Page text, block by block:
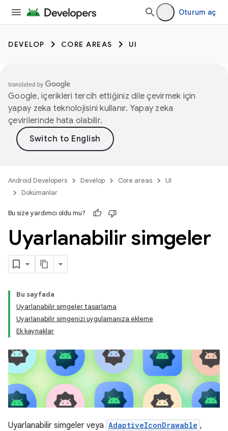
Oturum aç
DEVELOP CORE AREAS UI
Google, içerikleri tercih ettiğiniz dile çevirmek için
yapay zeka teknolojisini kullanır. Yapay zeka
çevirilerinde hata olabilir.
Android Developers Develop Core areas
UI
Dokümanlar
Bu size yardımcı oldu mu?
Uyarlanabilir simgeler
Bu sayfada
Uyarlanabilir simgeler tasarlama
Uyarlanabilir simgenizi uygulamanıza ekleme
Ek kaynaklar
Uyarlanabilir simgeler veya AdaptiveIconDrawable ,